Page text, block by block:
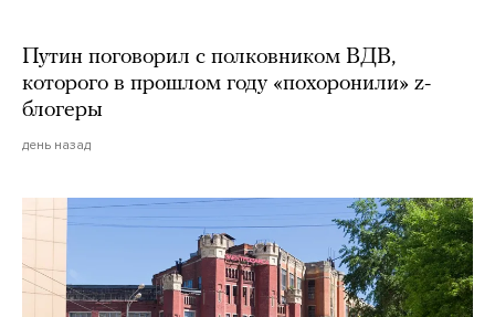
Путин поговорил с полковником ВДВ,
которого в прошлом году «похоронили» z-
блогеры
день назад